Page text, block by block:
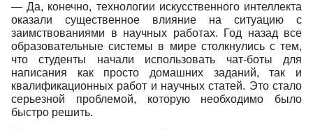
— Да, конечно, технологии искусственного интеллекта
оказали существенное влияние на ситуацию с
заимствованиями в научных работах. Год назад все
образовательные системы в мире столкнулись с тем,
что студенты начали использовать чат-боты для
написания как просто домашних заданий, так и
квалификационных работ и научных статей. Это стало
серьезной проблемой, которую необходимо было
быстро решить.